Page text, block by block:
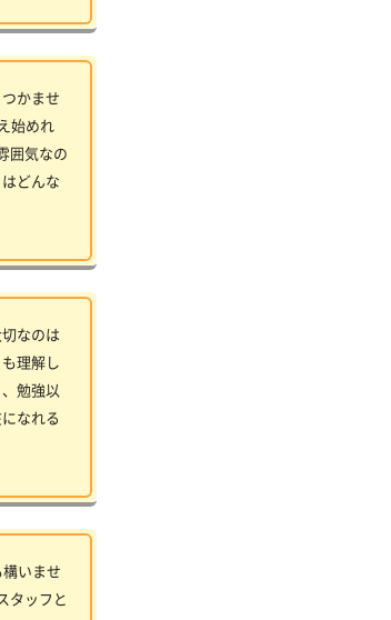
かませ
始めれ
囲気なの
どんな
なのは
理解し
勉強以
なれる
いませ
タッフと